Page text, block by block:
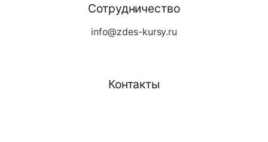
Сотрудничество
info@zdes-kursy.ru
Контакты